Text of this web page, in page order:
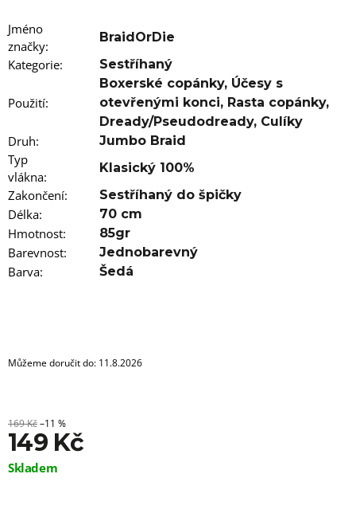
Jméno
značky:
BraidOrDie
Kategorie: Sestříhaný
Použití:
Boxerské copánky, Účesy s
otevřenými konci, Rasta copánky,
Dready/Pseudodready, Culíky
Druh: Jumbo Braid
Typ
vlákna:
Klasický 100%
Zakončení: Sestříhaný do špičky
Délka: 70 cm
Hmotnost: 85gr
Barevnost: Jednobarevný
Barva: Šedá
Můžeme doručit do: 11.8.2026
169 Kč–11 %
149 Kč
Měrná
Skladem
j
e
m
KANEKALON
4
105
Kč
Původně:
149
Kč